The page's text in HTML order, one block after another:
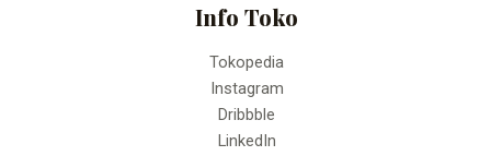
Info Toko
Tokopedia
Instagram
Dribbble
LinkedIn